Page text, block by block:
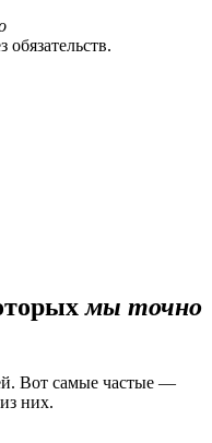
обязательств.
мы точно
Вот самые частые —
них.